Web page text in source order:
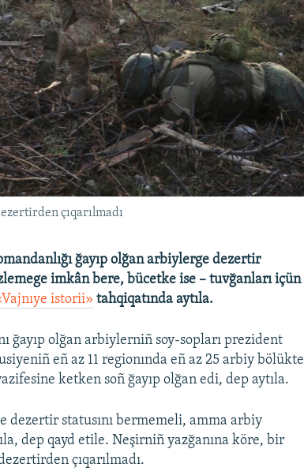
çıqarılmadı
ğayıp olğan arbiylerge dezertir
imkân bere, bücetke ise – tuvğanları içün
istorii» tahqiqatında aytıla.
ğayıp olğan arbiylerniñ soy-sopları prezident
eñ az 11 regionında eñ az 25 arbiy bölükte
ketken soñ ğayıp olğan edi, dep aytıla.
dezertir statusını bermemeli, amma arbiy
dep qayd etile. Neşirniñ yazğanına köre, bir
çıqarılmadı.